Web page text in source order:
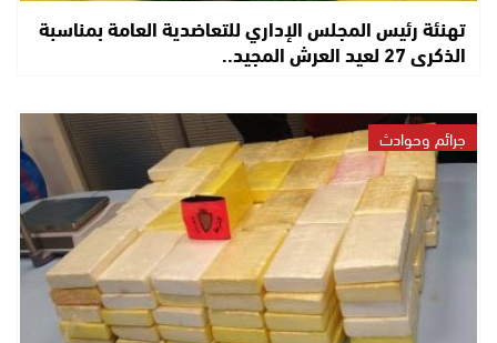
تهنئة رئيس المجلس الإداري للتعاضدية العامة بمناسبة
الذكرى 27 لعيد العرش المجيد..
جرائم وحوادث